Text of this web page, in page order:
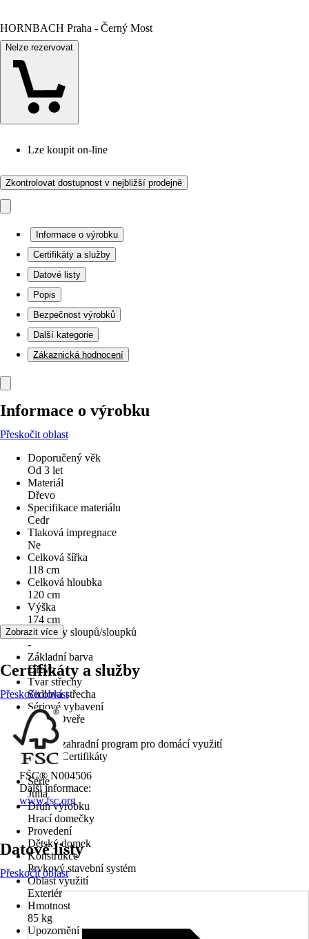
HORNBACH Praha - Černý Most
Nelze rezervovat
Lze koupit on-line
Zkontrolovat dostupnost v nejbližší prodejně
Informace o výrobku
Certifikáty a služby
Datové listy
Popis
Bezpečnost výrobků
Další kategorie
Zákaznická hodnocení
Informace o výrobku
Přeskočit oblast
Doporučený věk
Od 3 let
Materiál
Dřevo
Specifikace materiálu
Cedr
Tlaková impregnace
Ne
Celková šířka
118 cm
Celková hloubka
120 cm
Výška
174 cm
Rozměry sloupů/sloupků
-
Základní barva
Dřevo
Tvar střechy
Sedlová střecha
Sériové vybavení
Okno, Dveře
Použití
Dětský zahradní program pro domácí využití
Normy/Certifikáty
-
Série
Julia
Druh výrobku
Hrací domečky
Provedení
Dětský domek
Konstrukce
Prvkový stavební systém
Oblast využití
Exteriér
Hmotnost
85 kg
Upozornění
Zobrazit více
Certifikáty a služby
Přeskočit oblast
FSC® N004506
Další informace:
www.fsc.org
Datové listy
Přeskočit oblast